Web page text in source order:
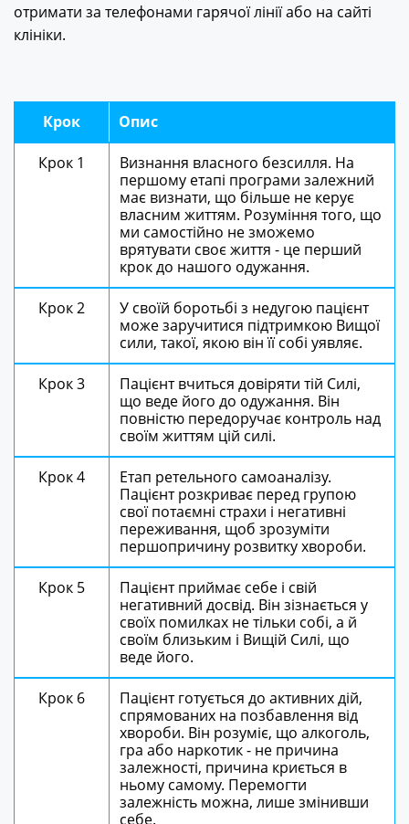
отримати за телефонами гарячої лінії або на сайті
клініки.
Крок Опис
Крок 1
Визнання власного безсилля. На
першому етапі програми залежний
має визнати, що більше не керує
власним життям. Розуміння того, що
ми самостійно не зможемо
врятувати своє життя - це перший
крок до нашого одужання.
Крок 2
У своїй боротьбі з недугою пацієнт
може заручитися підтримкою Вищої
сили, такої, якою він її собі уявляє.
Крок 3
Пацієнт вчиться довіряти тій Силі,
що веде його до одужання. Він
повністю передоручає контроль над
своїм життям цій силі.
Крок 4
Етап ретельного самоаналізу.
Пацієнт розкриває перед групою
свої потаємні страхи і негативні
переживання, щоб зрозуміти
першопричину розвитку хвороби.
Крок 5
Пацієнт приймає себе і свій
негативний досвід. Він зізнається у
своїх помилках не тільки собі, а й
своїм близьким і Вищій Силі, що
веде його.
Крок 6
Пацієнт готується до активних дій,
спрямованих на позбавлення від
хвороби. Він розуміє, що алкоголь,
гра або наркотик - не причина
залежності, причина криється в
ньому самому. Перемогти
залежність можна, лише змінивши
себе.